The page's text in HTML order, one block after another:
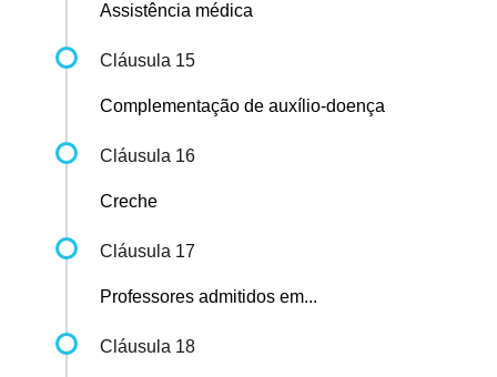
Assistência médica
Cláusula 15
Complementação de auxílio-doença
Cláusula 16
Creche
Cláusula 17
Professores admitidos em...
Cláusula 18